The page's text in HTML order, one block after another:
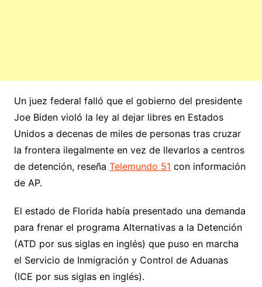
Un juez federal falló que el gobierno del presidente
Joe Biden violó la ley al dejar libres en Estados
Unidos a decenas de miles de personas tras cruzar
la frontera ilegalmente en vez de llevarlos a centros
de detención, reseña Telemundo 51 con información
de AP.
El estado de Florida había presentado una demanda
para frenar el programa Alternativas a la Detención
(ATD por sus siglas en inglés) que puso en marcha
el Servicio de Inmigración y Control de Aduanas
(ICE por sus siglas en inglés).